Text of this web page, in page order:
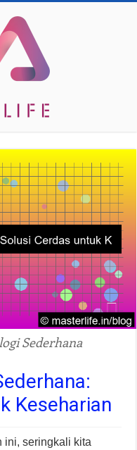
Sederhana
Keseharian
ini, seringkali kita